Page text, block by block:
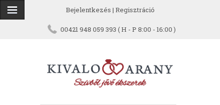
Bejelentkezés | Regisztráció
00421 948 059 393 ( H - P 8:00 - 16:00 )